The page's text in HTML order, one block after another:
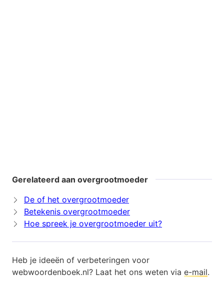
Gerelateerd aan overgrootmoeder
De of het overgrootmoeder
Betekenis overgrootmoeder
Hoe spreek je overgrootmoeder uit?
Heb je ideeën of verbeteringen voor
webwoordenboek.nl? Laat het ons weten via e-mail.